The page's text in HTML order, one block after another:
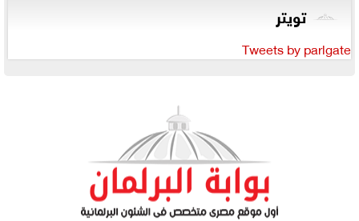
تويتر
Tweets by parlgate